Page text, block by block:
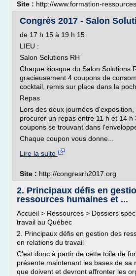
Site : http://www.formation-
Congrès 2017 - Salon
de 17 h 15 à 19 h 15
LIEU :
Salon Solutions RH
Chaque kiosque du Salon Solutions
gracieusement 4 coupons de
cocktail, remis sur place dans la
Repas
Lors des deux journées
procurer un repas entre 11 h et 14 h
coupons se trouvant dans
Chaque coupon vous donne...
Lire la suite
Site : http://congresrh2017.org
2. Principaux défis en
ressources humaines et ...
Accueil > Ressources > Dossiers
travail au Québec
2. Principaux défis en gestion des
en relations du travail
C'est donc à partir de cette toile de
présente maintenant les bases de sa
que doivent et devront affronter les